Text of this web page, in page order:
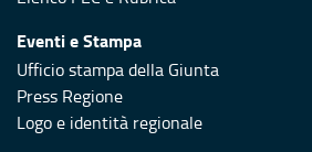
Eventi e Stampa
Ufficio stampa della Giunta
Press Regione
Logo e identità regionale